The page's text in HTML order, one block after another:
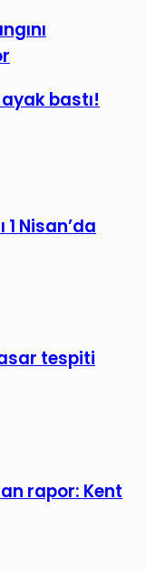
bastı!
Nisan’da
tespiti
rapor: Kent